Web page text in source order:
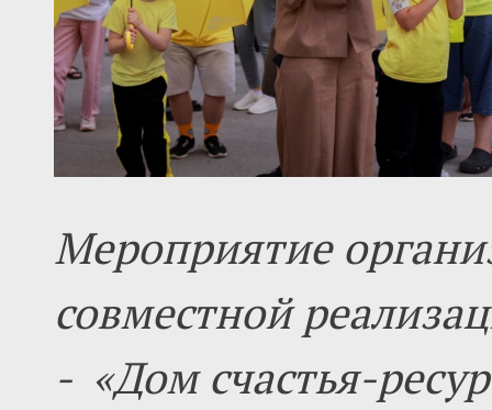
Мероприятие
совместной
- «Дом счастья-